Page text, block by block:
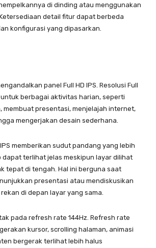
di dinding atau menggunakan
detail fitur dapat berbeda
konfigurasi yang dipasarkan.
panel Full HD IPS. Resolusi Full
berbagai aktivitas harian, seperti
membuat presentasi, menjelajah internet,
mengerjakan desain sederhana.
memberikan sudut pandang yang lebih
dapat terlihat jelas meskipun layar dilihat
tepat di tengah. Hal ini berguna saat
presentasi atau mendiskusikan
di depan layar yang sama.
pada refresh rate 144Hz. Refresh rate
kursor, scrolling halaman, animasi
bergerak terlihat lebih halus